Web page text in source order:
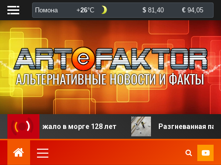
в морге 128 лет Разгневанная пациентка